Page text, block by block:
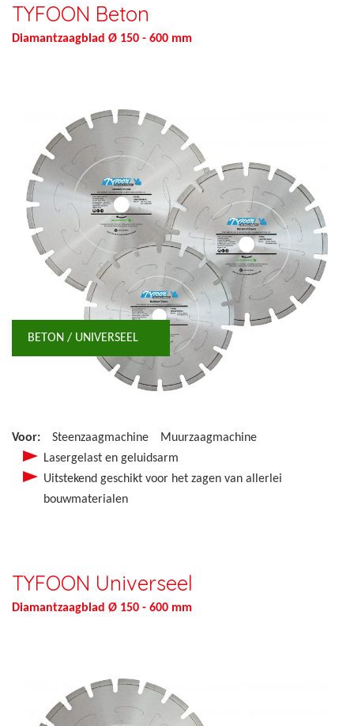
TYFOON Beton
Diamantzaagblad Ø 150 - 600 mm
BETON / UNIVERSEEL
Voor: Steenzaagmachine
Muurzaagmachine
Lasergelast en geluidsarm
Uitstekend geschikt voor het zagen van allerlei
bouwmaterialen
TYFOON Universeel
Diamantzaagblad Ø 150 - 600 mm